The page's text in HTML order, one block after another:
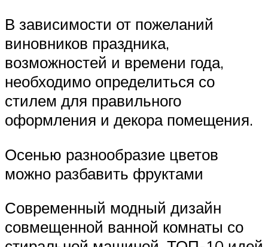
В зависимости от пожеланий
виновников праздника,
возможностей и времени года,
необходимо определиться со
стилем для правильного
оформления и декора помещения.
Осенью разнообразие цветов
можно разбавить фруктами
Современный модный дизайн
совмещенной ванной комнаты со